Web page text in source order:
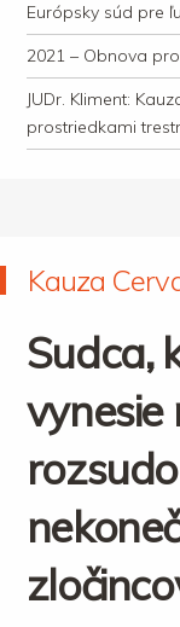
Európsky súd pre
2021 – Obnova
JUDr. Kliment:
prostriedkami
Kauza
Sudca,
vynesie